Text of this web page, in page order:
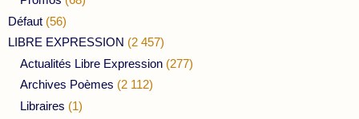
Défaut (56)
LIBRE EXPRESSION (2 457)
Actualités Libre Expression (277)
Archives Poèmes (2 112)
Libraires (1)